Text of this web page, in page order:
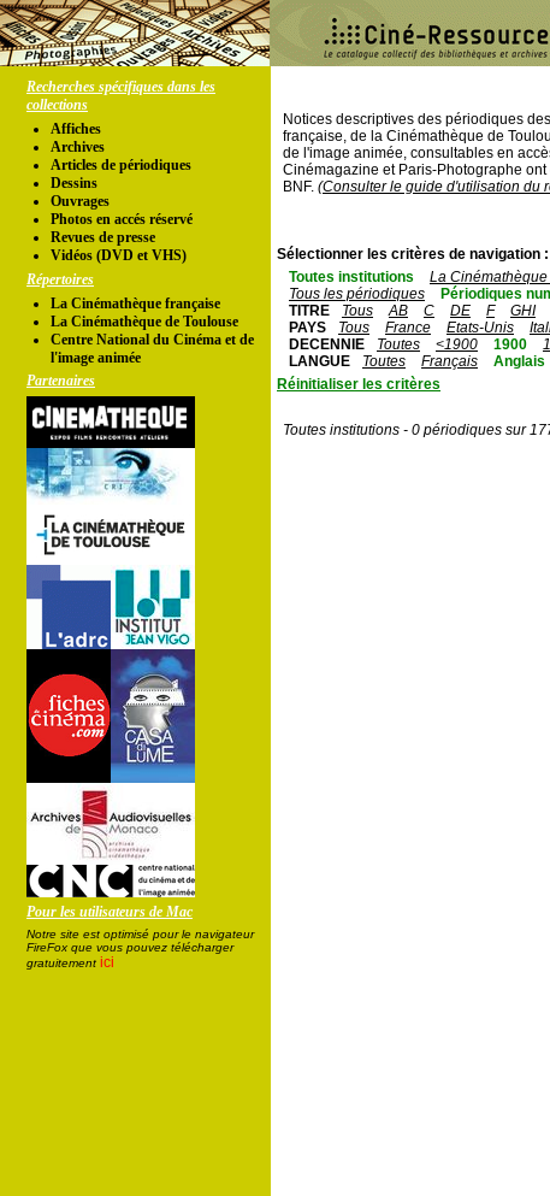
Recherches spécifiques dans les
collections
Affiches
Archives
Articles de périodiques
Dessins
Ouvrages
Photos en accés réservé
Revues de presse
Vidéos (DVD et VHS)
Répertoires
La Cinémathèque française
La Cinémathèque de Toulouse
Centre National du Cinéma et de
l'image animée
Partenaires
Pour les utilisateurs de Mac
Notre site est optimisé pour le navigateur
FireFox que vous pouvez télécharger
gratuitement ici
Notices descriptives des périodiques
française, de la Cinémathèque de
de l'image animée, consultables en
Cinémagazine et Paris-Photographe
BNF. (Consulter le guide d'utilisation du
Sélectionner les critères de navigation :
Toutes institutions
La
Tous les périodiques
Périodiques
TITRE
Tous AB C DE F GHI
PAYS
Tous France Etats-Unis
DECENNIE
Toutes <1900 1900
LANGUE
Toutes Français Anglais
Réinitialiser les critères
Toutes institutions - 0 périodiques sur